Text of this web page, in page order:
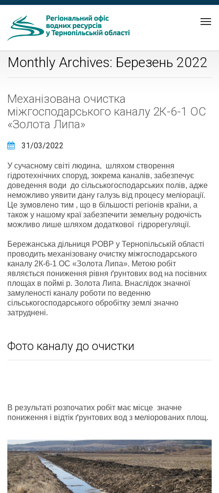
Monthly Archives: Березень 2022
Механізована очистка
міжгосподарського каналу 2К-6-1 ОС
«Золота Липа»
31/03/2022
У сучасному світі людина, шляхом створення
гідротехнічних споруд, зокрема каналів, забезпечує
доведення води до сільськогосподарських полів, адже
неможливо уявити дану галузь від процесу меліорації.
Це зумовлено тим , що в більшості регіонів країни, а
також у нашому краї забезпечити земельну родючість
можливо лише шляхом додаткової гідрорегуляції.
Бережанська дільниця РОВР у Тернопільській області
проводить механізовану очистку міжгосподарського
каналу 2К-6-1 ОС «Золота Липа». Метою робіт
являється пониження рівня ґрунтових вод на посівних
площах в поймі р. Золота Липа. Внаслідок значної
замуленості каналу роботи по веденню
сільськогосподарського обробітку землі значно
затруднені.
Фото каналу до очистки
В результаті розпочатих робіт має місце значне
пониження і відтік ґрунтових вод з меліорованих площ.